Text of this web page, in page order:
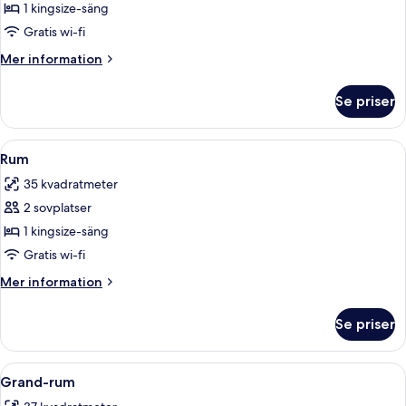
Rum1 kingsize-säng
Gratis wi-fi
Mer information
Mer
Se priser
Öppna
alla
foton
för
Rum
Ett traditionellt sovrum med en
4
Rum
35 kvadratmeter
2 sovplatser
1 kingsize-säng
Gratis wi-fi
Mer information
Mer
Se priser
Öppna
alla
En säng med fyra stänger och ett
6
Grand-rum